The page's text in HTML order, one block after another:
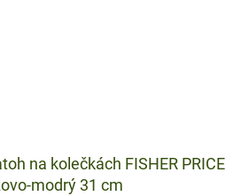
na kolečkách FISHER PRICE
modrý 31 cm